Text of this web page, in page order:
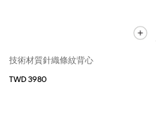
技術材質針織條紋背心
TWD 3980